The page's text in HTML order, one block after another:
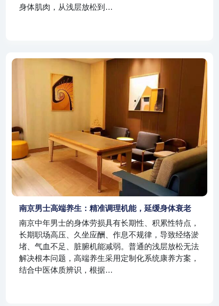
身体肌肉，从浅层放松到…
南京男士高端养生：精准调理机能，延缓身体衰老
南京中年男士的身体劳损具有长期性、积累性特点，
长期职场高压、久坐应酬、作息不规律，导致经络淤
堵、气血不足、脏腑机能减弱。普通的浅层放松无法
解决根本问题，高端养生采用定制化系统康养方案，
结合中医体质辨识，根据…